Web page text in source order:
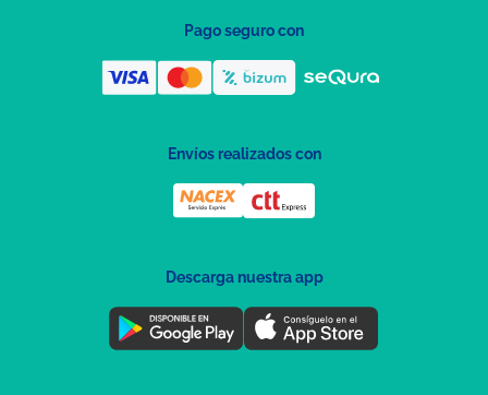
Pago seguro con
Envíos realizados con
Descarga nuestra app